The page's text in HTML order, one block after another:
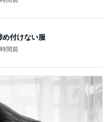
め付けない服
間前